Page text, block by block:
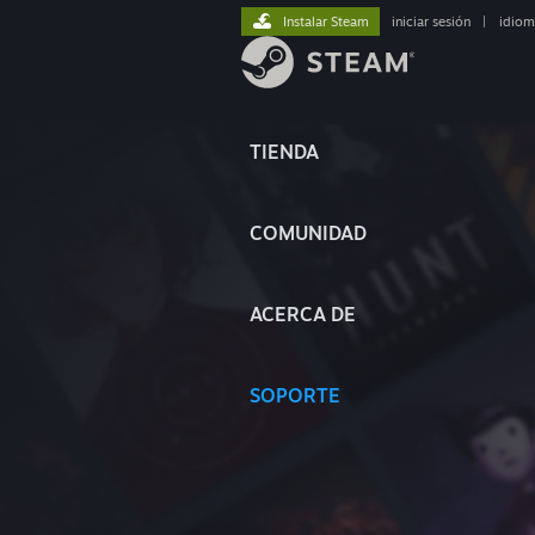
TIENDA
COMUNIDAD
ACERCA DE
SOPORTE
Instalar Steam iniciar sesión